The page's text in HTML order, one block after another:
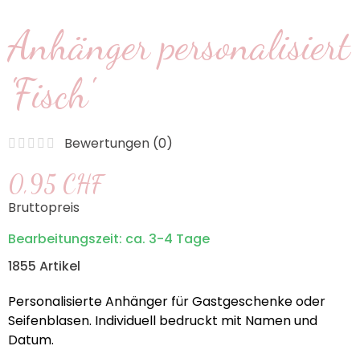
Anhänger personalisiert
'Fisch'
Bewertungen (0)
0,95 CHF
Bruttopreis
Bearbeitungszeit: ca. 3-4 Tage
1855 Artikel
Personalisierte Anhänger für Gastgeschenke oder
Seifenblasen. Individuell bedruckt mit Namen und
Datum.